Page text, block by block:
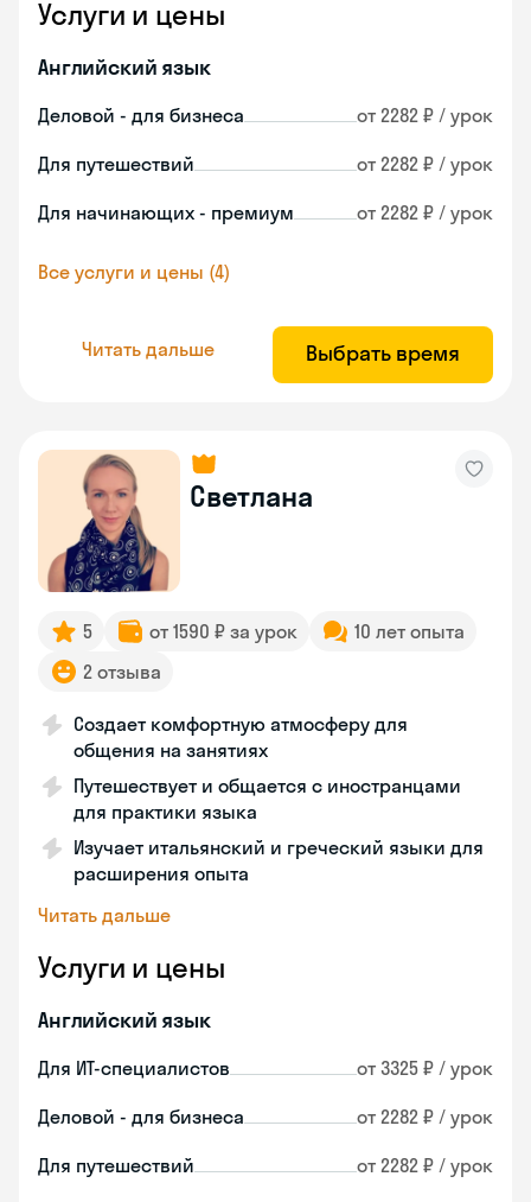
Услуги и цены
Английский язык
Деловой - для бизнеса от 2282 ₽ / урок
Для путешествий от 2282 ₽ / урок
Для начинающих - премиум от 2282 ₽ / урок
Все услуги и цены (4)
Читать дальше Выбрать время
Светлана
5 от 1590 ₽ за урок
10 лет опыта
2 отзыва
Создает комфортную атмосферу для
общения на занятиях
Путешествует и общается с иностранцами
для практики языка
Изучает итальянский и греческий языки для
расширения опыта
Читать дальше
Услуги и цены
Английский язык
Для ИТ-специалистов от 3325 ₽ / урок
Деловой - для бизнеса от 2282 ₽ / урок
Для путешествий от 2282 ₽ / урок